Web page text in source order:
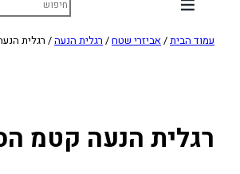
עמוד הבית/אביזרי שטח/ רגלית הנעה/ רגלית
רגלית הנעה קטמ